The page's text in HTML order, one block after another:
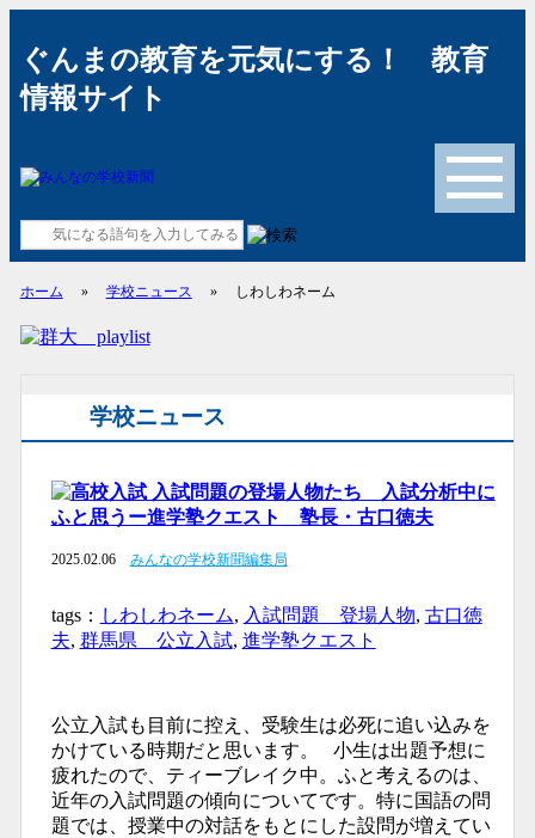
ぐんまの教育を元気にする！ 教育
情報サイト
メニュー
ホーム » 学校ニュース » しわしわネーム
学校ニュース
入試問題の登場人物たち 入試分析中に
ふと思うー進学塾クエスト 塾長・古口徳夫
2025.02.06 みんなの学校新聞編集局
tags： しわしわネーム, 入試問題 登場人物, 古口徳
夫, 群馬県 公立入試, 進学塾クエスト
公立入試も目前に控え、受験生は必死に追い込みを
かけている時期だと思います。 小生は出題予想に
疲れたので、ティーブレイク中。ふと考えるのは、
近年の入試問題の傾向についてです。特に国語の問
題では、授業中の対話をもとにした設問が増えてい